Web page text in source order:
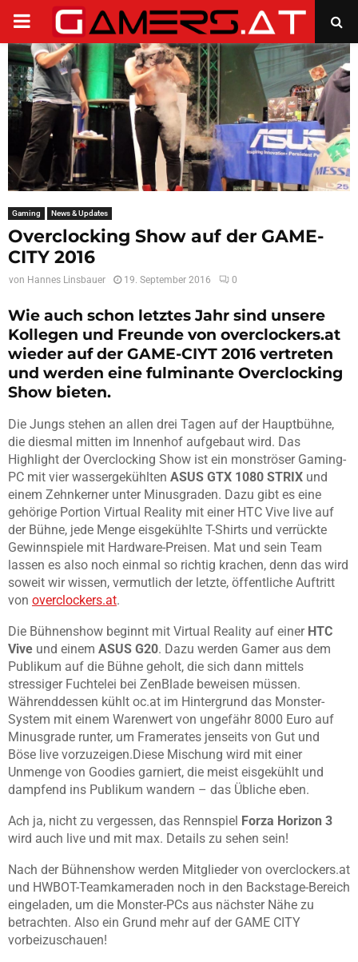
PRIMARY
MENU
Gaming News & Updates
Overclocking Show auf der GAME-
CITY 2016
von Hannes Linsbauer 19. September 2016 0
Wie auch schon letztes Jahr sind unsere
Kollegen und Freunde von overclockers.at
wieder auf der GAME-CIYT 2016 vertreten
und werden eine fulminante Overclocking
Show bieten.
Die Jungs stehen an allen drei Tagen auf der Hauptbühne,
die diesmal mitten im Innenhof aufgebaut wird. Das
Highlight der Overclocking Show ist ein monströser Gaming-
PC mit vier wassergekühlten ASUS GTX 1080 STRIX und
einem Zehnkerner unter Minusgraden. Dazu gibt es eine
gehörige Portion Virtual Reality mit einer HTC Vive live auf
der Bühne, jede Menge eisgekühlte T-Shirts und verrückte
Gewinnspiele mit Hardware-Preisen. Mat und sein Team
lassen es also noch einmal so richtig krachen, denn das wird
soweit wir wissen, vermutlich der letzte, öffentliche Auftritt
von overclockers.at.
Die Bühnenshow beginnt mit Virtual Reality auf einer HTC
Vive und einem ASUS G20. Dazu werden Gamer aus dem
Publikum auf die Bühne geholt, die sich dann mittels
stressiger Fuchtelei bei ZenBlade beweisen müssen.
Währenddessen kühlt oc.at im Hintergrund das Monster-
System mit einem Warenwert von ungefähr 8000 Euro auf
Minusgrade runter, um Framerates jenseits von Gut und
Böse live vorzuzeigen.Diese Mischung wird mit einer
Unmenge von Goodies garniert, die meist eisgekühlt und
dampfend ins Publikum wandern – das Übliche eben.
Ach ja, nicht zu vergessen, das Rennspiel Forza Horizon 3
wird auch live und mit max. Details zu sehen sein!
Nach der Bühnenshow werden Mitglieder von overclockers.at
und HWBOT-Teamkameraden noch in den Backstage-Bereich
eingeladen, um die Monster-PCs aus nächster Nähe zu
betrachten. Also ein Grund mehr auf der GAME CITY
vorbeizuschauen!